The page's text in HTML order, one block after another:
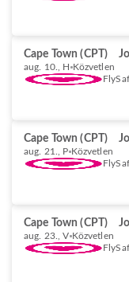
Cape Town (CPT)
aug. 10., H Közvetlen
Cape Town (CPT)
aug. 21., P Közvetlen
Cape Town (CPT)
aug. 23., V Közvetlen